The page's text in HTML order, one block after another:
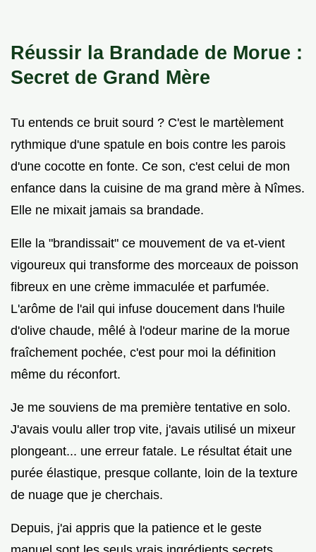
Réussir la Brandade de Morue :
Secret de Grand Mère
Tu entends ce bruit sourd ? C'est le martèlement
rythmique d'une spatule en bois contre les parois
d'une cocotte en fonte. Ce son, c'est celui de mon
enfance dans la cuisine de ma grand mère à Nîmes.
Elle ne mixait jamais sa brandade.
Elle la "brandissait" ce mouvement de va et-vient
vigoureux qui transforme des morceaux de poisson
fibreux en une crème immaculée et parfumée.
L'arôme de l'ail qui infuse doucement dans l'huile
d'olive chaude, mêlé à l'odeur marine de la morue
fraîchement pochée, c'est pour moi la définition
même du réconfort.
Je me souviens de ma première tentative en solo.
J'avais voulu aller trop vite, j'avais utilisé un mixeur
plongeant... une erreur fatale. Le résultat était une
purée élastique, presque collante, loin de la texture
de nuage que je cherchais.
Depuis, j'ai appris que la patience et le geste